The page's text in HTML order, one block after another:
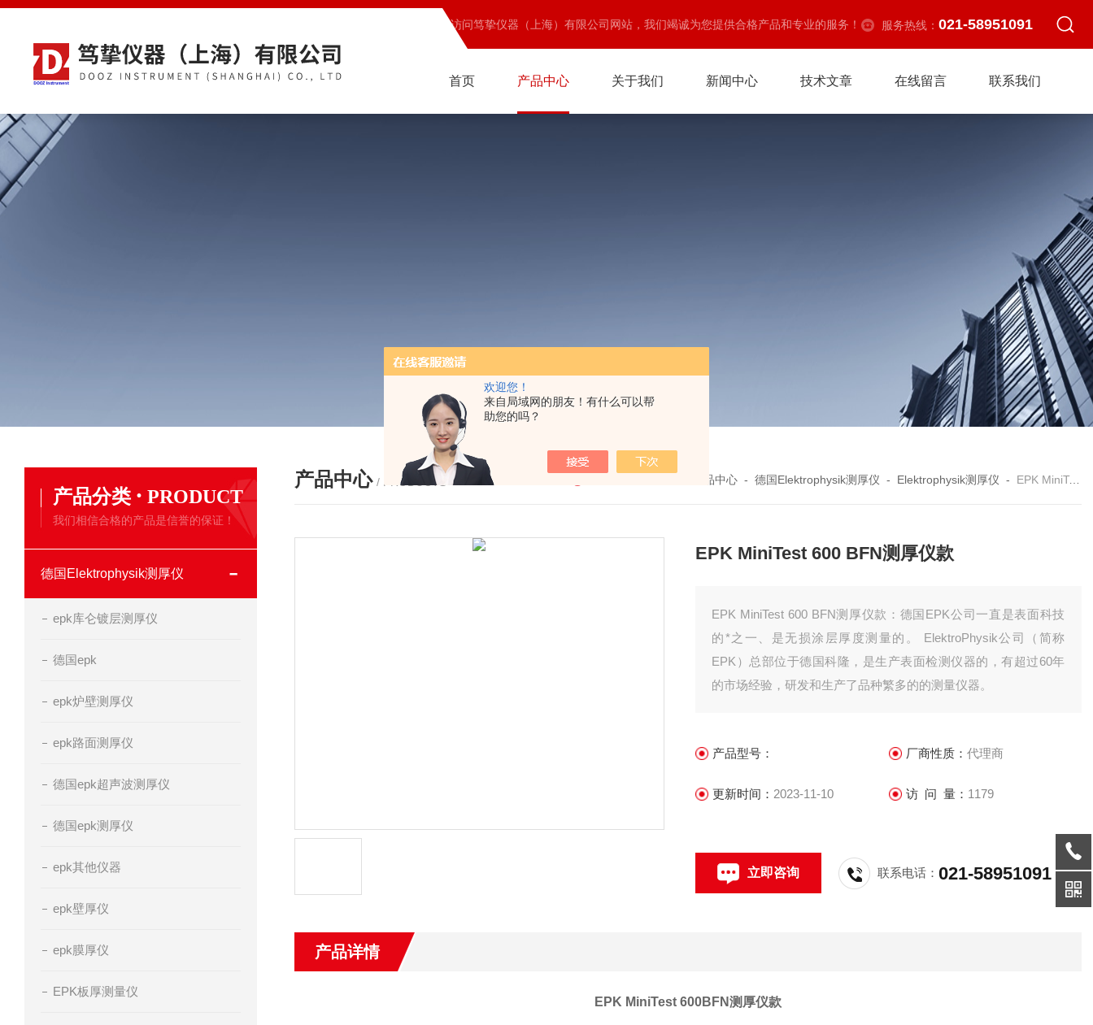
欢迎您！
来自局域网的朋友！有什么可以帮
助您的吗？
欢迎访问笃挚仪器（上海）有限公司网站，我们竭诚为您提供合格产品和专业的服务！ 服务热线： 021-58951091
首页 产品中心 关于我们 新闻中心 技术文章 在线留言 联系我们
产品分类 · PRODUCT
我们相信合格的产品是信誉的保证！
德国Elektrophysik测厚仪
epk库仑镀层测厚仪
德国epk
epk炉壁测厚仪
epk路面测厚仪
德国epk超声波测厚仪
德国epk测厚仪
epk其他仪器
epk壁厚仪
epk膜厚仪
EPK板厚测量仪
产品中心 / PRODUCTS 产品中心 -德国Elektrophysik测厚仪 - Elektrophysik测厚仪 - EPK MiniTest 600 BFN测厚仪款
EPK MiniTest 600 BFN测厚仪款
EPK MiniTest 600 BFN测厚仪款：德国EPK公司一直是表面科技
的*之一、是无损涂层厚度测量的。 ElektroPhysik公司（简称
EPK）总部位于德国科隆，是生产表面检测仪器的，有超过60年
的市场经验，研发和生产了品种繁多的的测量仪器。
产品型号： 厂商性质： 代理商
更新时间： 2023-11-10 访 问 量： 1179
立即咨询 联系电话：021-58951091
产品详情
EPK MiniTest 600BFN测厚仪款